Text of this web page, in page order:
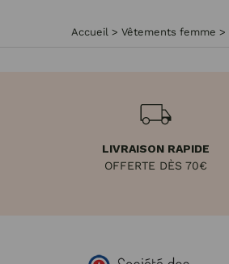
Accueil > Vêtements femme >
LIVRAISON RAPIDE
OFFERTE DÈS 70€